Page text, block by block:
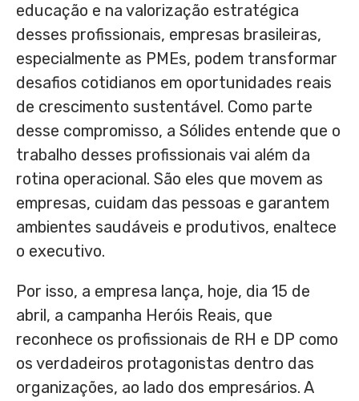
educação e na valorização estratégica
desses profissionais, empresas brasileiras,
especialmente as PMEs, podem transformar
desafios cotidianos em oportunidades reais
de crescimento sustentável. Como parte
desse compromisso, a Sólides entende que o
trabalho desses profissionais vai além da
rotina operacional. São eles que movem as
empresas, cuidam das pessoas e garantem
ambientes saudáveis e produtivos, enaltece
o executivo.
Por isso, a empresa lança, hoje, dia 15 de
abril, a campanha Heróis Reais, que
reconhece os profissionais de RH e DP como
os verdadeiros protagonistas dentro das
organizações, ao lado dos empresários. A